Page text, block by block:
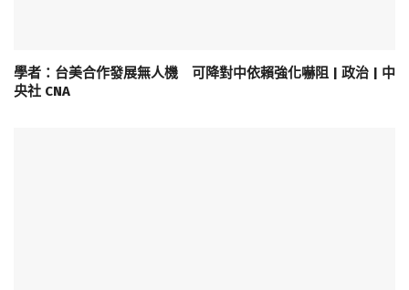
學者：台美合作發展無人機 可降對中依賴強化嚇阻 | 政治 | 中
央社 CNA